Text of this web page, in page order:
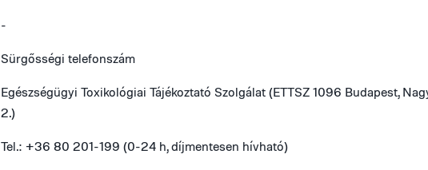
-
Sürgősségi telefonszám
Egészségügyi Toxikológiai Tájékoztató Szolgálat (ETTSZ 1096 Budapest,
2.)
Tel.: +36 80 201-199 (0-24 h, díjmentesen hívható)